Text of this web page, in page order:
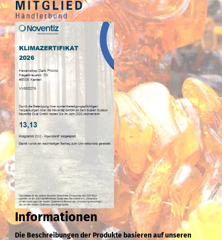
Informationen
Die Beschreibungen der Produkte basieren auf unseren